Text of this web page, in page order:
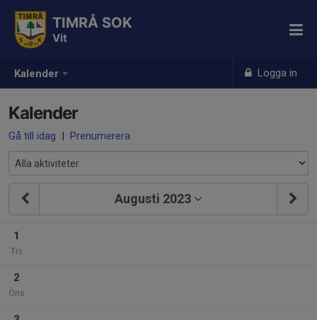
Kalender Logga in
TIMRÅ SOK
Vit
Kalender
Gå till idag | Prenumerera
Augusti 2023
1
Tis
2
Ons